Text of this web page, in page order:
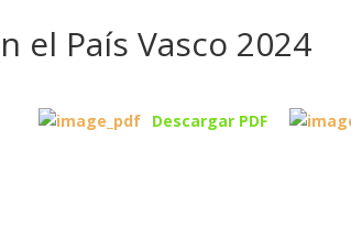
el País Vasco 2024
Descargar PDF